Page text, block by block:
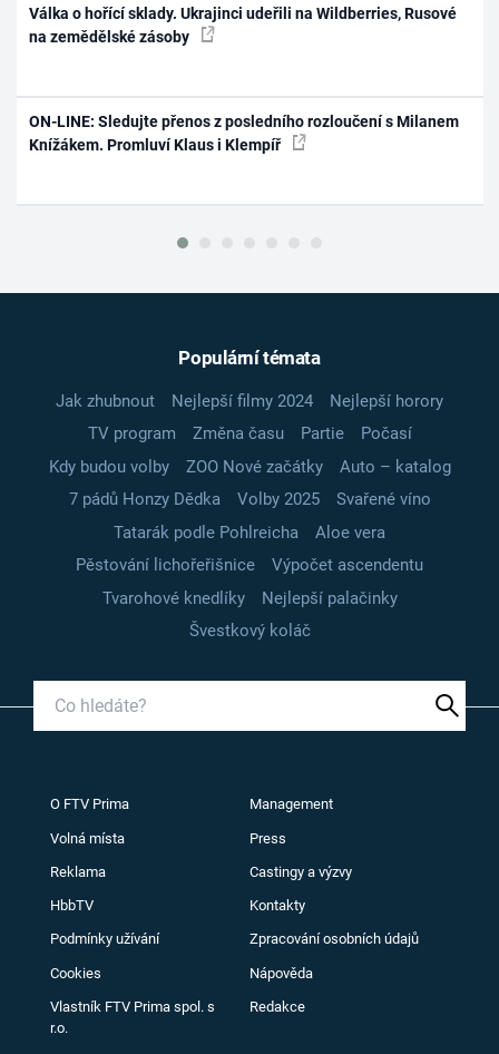
Válka o hořící sklady. Ukrajinci udeřili na Wildberries, Rusové
na zemědělské zásoby
ON-LINE: Sledujte přenos z posledního rozloučení s Milanem
Knížákem. Promluví Klaus i Klempíř
Populární témata
Jak zhubnout Nejlepší filmy 2024
Nejlepší horory
TV program
Změna času Partie
Počasí
Kdy budou volby
ZOO Nové začátky
Auto – katalog
7 pádů Honzy Dědka
Volby 2025
Svařené víno
Tatarák podle Pohlreicha
Aloe vera
Pěstování lichořeřišnice
Výpočet ascendentu
Tvarohové knedlíky
Nejlepší palačinky
Švestkový koláč
O FTV Prima Management
Volná místa Press
Reklama Castingy a výzvy
HbbTV Kontakty
Podmínky užívání Zpracování osobních údajů
Cookies Nápověda
Vlastník FTV Prima spol. s
r.o.
Redakce